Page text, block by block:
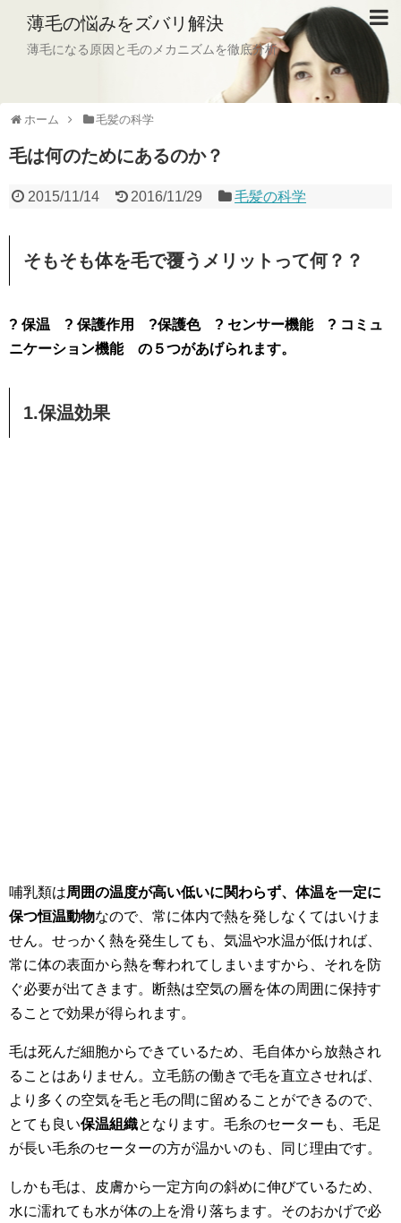
薄毛の悩みをズバリ解決
薄毛になる原因と毛のメカニズムを徹底分析
ホーム 毛髪の科学
毛は何のためにあるのか？
2015/11/14 2016/11/29 毛髪の科学
そもそも体を毛で覆うメリットって何？？
? 保温 ? 保護作用 ?保護色 ? センサー機能 ? コミュ
ニケーション機能 の５つがあげられます。
1.保温効果
哺乳類は周囲の温度が高い低いに関わらず、体温を一定に
保つ恒温動物なので、常に体内で熱を発しなくてはいけま
せん。せっかく熱を発生しても、気温や水温が低ければ、
常に体の表面から熱を奪われてしまいますから、それを防
ぐ必要が出てきます。断熱は空気の層を体の周囲に保持す
ることで効果が得られます。
毛は死んだ細胞からできているため、毛自体から放熱され
ることはありません。立毛筋の働きで毛を直立させれば、
より多くの空気を毛と毛の間に留めることができるので、
とても良い保温組織となります。毛糸のセーターも、毛足
が長い毛糸のセーターの方が温かいのも、同じ理由です。
しかも毛は、皮膚から一定方向の斜めに伸びているため、
水に濡れても水が体の上を滑り落ちます。そのおかげで必